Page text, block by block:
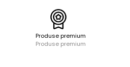
Produse premium
Produse premium